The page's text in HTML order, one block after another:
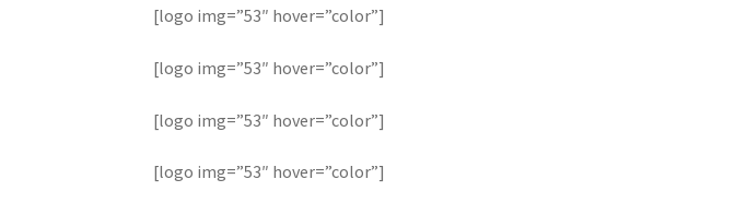
[logo img=”53″ hover=”color”]
[logo img=”53″ hover=”color”]
[logo img=”53″ hover=”color”]
[logo img=”53″ hover=”color”]